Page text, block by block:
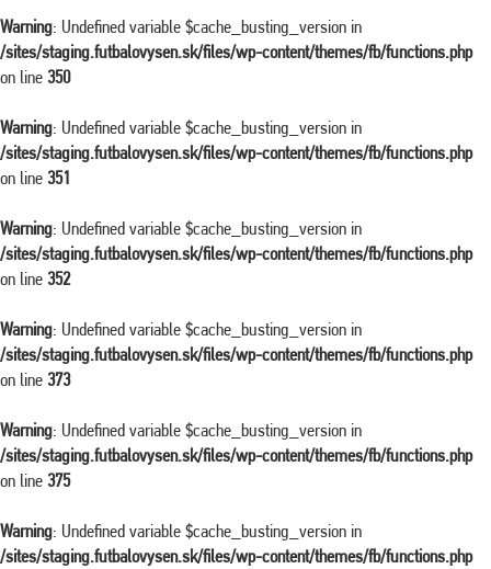
Warning: Undefined variable $cache_busting_version in
/sites/staging.futbalovysen.sk/files/wp-content/themes/fb/functions.php
on line 350
Warning: Undefined variable $cache_busting_version in
/sites/staging.futbalovysen.sk/files/wp-content/themes/fb/functions.php
on line 351
Warning: Undefined variable $cache_busting_version in
/sites/staging.futbalovysen.sk/files/wp-content/themes/fb/functions.php
on line 352
Warning: Undefined variable $cache_busting_version in
/sites/staging.futbalovysen.sk/files/wp-content/themes/fb/functions.php
on line 373
Warning: Undefined variable $cache_busting_version in
/sites/staging.futbalovysen.sk/files/wp-content/themes/fb/functions.php
on line 375
Warning: Undefined variable $cache_busting_version in
/sites/staging.futbalovysen.sk/files/wp-content/themes/fb/functions.php